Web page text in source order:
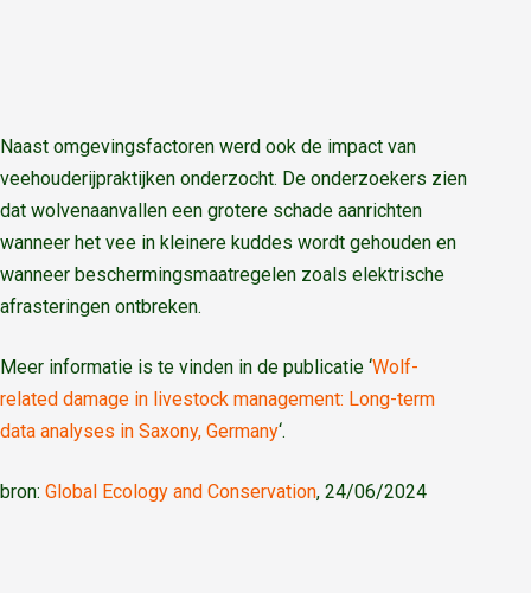
Naast omgevingsfactoren werd ook de impact van
veehouderijpraktijken onderzocht. De onderzoekers zien
dat wolvenaanvallen een grotere schade aanrichten
wanneer het vee in kleinere kuddes wordt gehouden en
wanneer beschermingsmaatregelen zoals elektrische
afrasteringen ontbreken.
Meer informatie is te vinden in de publicatie ‘Wolf-
related damage in livestock management: Long-term
data analyses in Saxony, Germany‘.
bron: Global Ecology and Conservation, 24/06/2024